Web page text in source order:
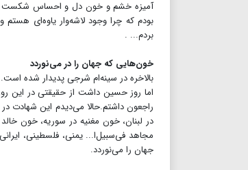
آمیزه خشم و خون دل و احساس شکست در
بودم که چرا وجود لاشه‌وار یاوه‌ای هستم
بردم... .
خون‌هایی که جهان را در می‌نوردد
بالاخره در سینه‌ام شرجی پدیدار شده است.
اما روز حسین داشت از حقیقتی در این
راجعون داشتم.حالا می‌دیدم این شهادت
در لبنان، خون مغنیه در سوریه، خون
مجاهد فی‌سبیل‌ا... یمنی، فلسطینی،
جهان را می‌نوردد.